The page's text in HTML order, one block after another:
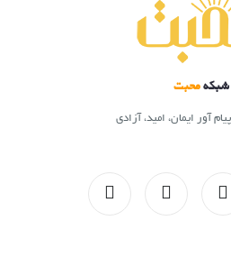
شبکه محبت
آور ایمان، امید، آزادی